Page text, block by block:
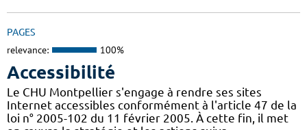
PAGES
relevance: 100%
Accessibilité
Le CHU Montpellier s'engage à rendre ses sites
Internet accessibles conformément à l'article 47 de la
loi n° 2005-102 du 11 février 2005. À cette fin, il met